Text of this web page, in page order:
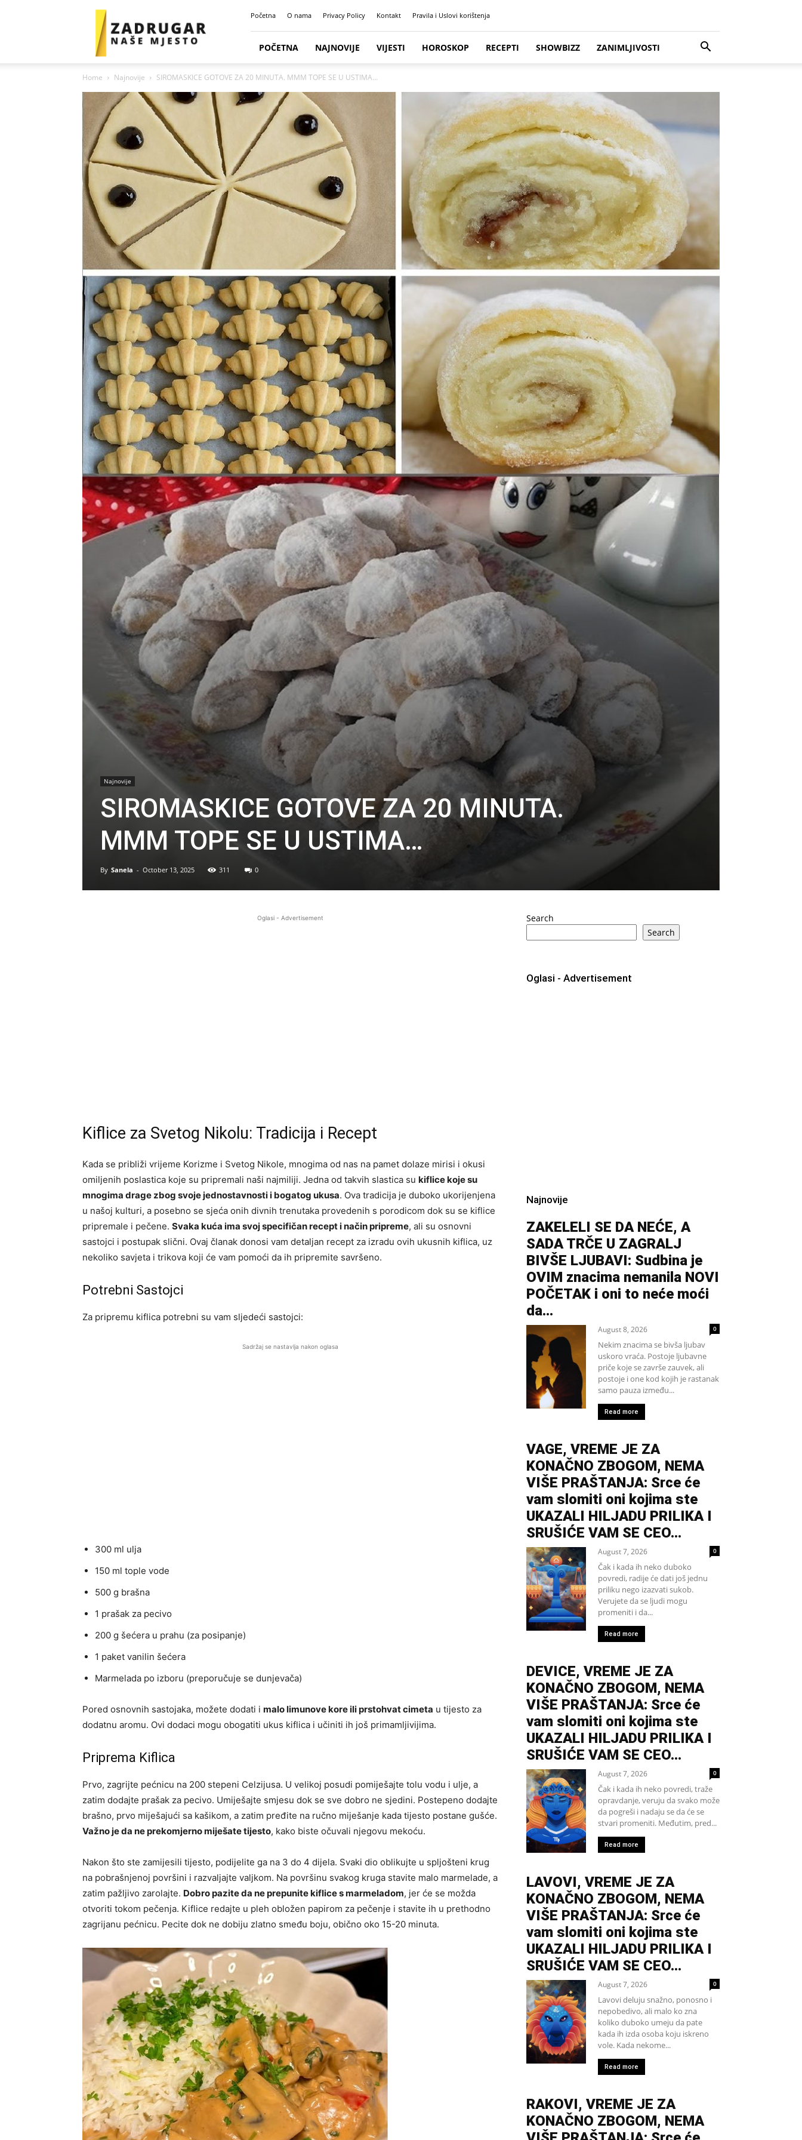
Zadrugar
Početna O nama Privacy Policy Kontakt Pravila i Uslovi korištenja
POČETNA NAJNOVIJE VIJESTI HOROSKOP RECEPTI SHOWBIZZ ZANIMLJIVOSTI
Home Najnovije SIROMASKICE GOTOVE ZA 20 MINUTA. MMM TOPE SE U USTIMA…
Najnovije
SIROMASKICE GOTOVE ZA 20 MINUTA.
MMM TOPE SE U USTIMA…
By Sanela - October 13, 2025 311 0
Oglasi - Advertisement
Kiflice za Svetog Nikolu: Tradicija i Recept
Kada se približi vrijeme Korizme i Svetog Nikole, mnogima od nas na pamet dolaze mirisi i okusi
omiljenih poslastica koje su pripremali naši najmiliji. Jedna od takvih slastica su kiflice koje su
mnogima drage zbog svoje jednostavnosti i bogatog ukusa. Ova tradicija je duboko ukorijenjena
u našoj kulturi, a posebno se sjeća onih divnih trenutaka provedenih s porodicom dok su se kiflice
pripremale i pečene. Svaka kuća ima svoj specifičan recept i način pripreme, ali su osnovni
sastojci i postupak slični. Ovaj članak donosi vam detaljan recept za izradu ovih ukusnih kiflica, uz
nekoliko savjeta i trikova koji će vam pomoći da ih pripremite savršeno.
Potrebni Sastojci
Za pripremu kiflica potrebni su vam sljedeći sastojci:
Sadržaj se nastavlja nakon oglasa
300 ml ulja
150 ml tople vode
500 g brašna
1 prašak za pecivo
200 g šećera u prahu (za posipanje)
1 paket vanilin šećera
Marmelada po izboru (preporučuje se dunjevača)
Pored osnovnih sastojaka, možete dodati i malo limunove kore ili prstohvat cimeta u tijesto za
dodatnu aromu. Ovi dodaci mogu obogatiti ukus kiflica i učiniti ih još primamljivijima.
Priprema Kiflica
Prvo, zagrijte pećnicu na 200 stepeni Celzijusa. U velikoj posudi pomiješajte tolu vodu i ulje, a
zatim dodajte prašak za pecivo. Umiješajte smjesu dok se sve dobro ne sjedini. Postepeno dodajte
brašno, prvo miješajući sa kašikom, a zatim pređite na ručno miješanje kada tijesto postane gušće.
Važno je da ne prekomjerno miješate tijesto, kako biste očuvali njegovu mekoću.
Nakon što ste zamijesili tijesto, podijelite ga na 3 do 4 dijela. Svaki dio oblikujte u spljošteni krug
na pobrašnjenoj površini i razvaljajte valjkom. Na površinu svakog kruga stavite malo marmelade, a
zatim pažljivo zarolajte. Dobro pazite da ne prepunite kiflice s marmeladom, jer će se možda
otvoriti tokom pečenja. Kiflice redajte u pleh obložen papirom za pečenje i stavite ih u prethodno
zagrijanu pećnicu. Pecite dok ne dobiju zlatno smeđu boju, obično oko 15-20 minuta.
Search
Search
Oglasi - Advertisement
Najnovije
ZAKELELI SE DA NEĆE, A
SADA TRČE U ZAGRALJ
BIVŠE LJUBAVI: Sudbina je
OVIM znacima nemanila NOVI
POČETAK i oni to neće moći
da...
August 8, 2026 0
Nekim znacima se bivša ljubav
uskoro vraća. Postoje ljubavne
priče koje se završe zauvek, ali
postoje i one kod kojih je rastanak
samo pauza između...
Read more
VAGE, VREME JE ZA
KONAČNO ZBOGOM, NEMA
VIŠE PRAŠTANJA: Srce će
vam slomiti oni kojima ste
UKAZALI HILJADU PRILIKA I
SRUŠIĆE VAM SE CEO...
August 7, 2026 0
Čak i kada ih neko duboko
povredi, radije će dati još jednu
priliku nego izazvati sukob.
Verujete da se ljudi mogu
promeniti i da...
Read more
DEVICE, VREME JE ZA
KONAČNO ZBOGOM, NEMA
VIŠE PRAŠTANJA: Srce će
vam slomiti oni kojima ste
UKAZALI HILJADU PRILIKA I
SRUŠIĆE VAM SE CEO...
August 7, 2026 0
Čak i kada ih neko povredi, traže
opravdanje, veruju da svako može
da pogreši i nadaju se da će se
stvari promeniti. Međutim, pred...
Read more
LAVOVI, VREME JE ZA
KONAČNO ZBOGOM, NEMA
VIŠE PRAŠTANJA: Srce će
vam slomiti oni kojima ste
UKAZALI HILJADU PRILIKA I
SRUŠIĆE VAM SE CEO...
August 7, 2026 0
Lavovi deluju snažno, ponosno i
nepobedivo, ali malo ko zna
koliko duboko umeju da pate
kada ih izda osoba koju iskreno
vole. Kada nekome...
Read more
RAKOVI, VREME JE ZA
KONAČNO ZBOGOM, NEMA